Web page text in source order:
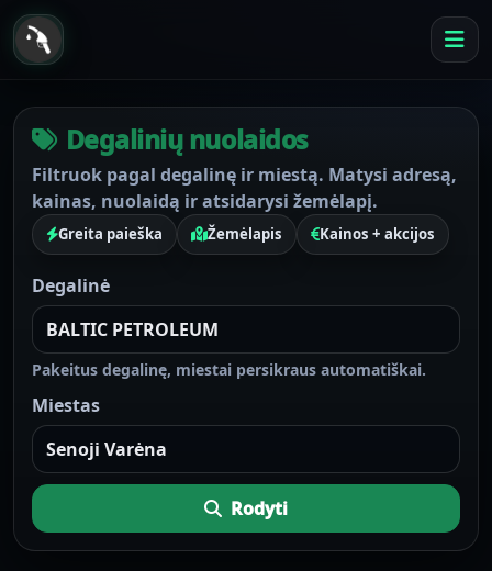
Degalinių nuolaidos
Filtruok pagal degalinę ir miestą. Matysi adresą,
kainas, nuolaidą ir atsidarysi žemėlapį.
Greita paieška Žemėlapis Kainos + akcijos
Degalinė
Pakeitus degalinę, miestai persikraus automatiškai.
Miestas
Rodyti